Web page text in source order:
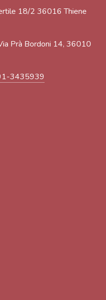
18/2 36016 Thiene
Prà Bordoni 14, 36010
3435939